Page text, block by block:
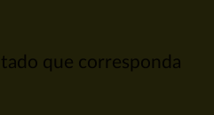
que corresponda